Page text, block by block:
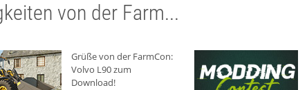
von der Farm...
Grüße von der FarmCon:
Volvo L90 zum
Download!